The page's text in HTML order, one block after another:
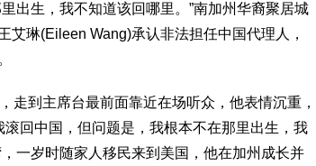
出生，我不知道该回哪里。”南加州华裔聚居城
琳(Eileen Wang)承认非法担任中国代理人，
走到主席台最前面靠近在场听众，他表情沉重，
回中国，但问题是，我根本不在那里出生，我
一岁时随家人移民来到美国，他在加州成长并